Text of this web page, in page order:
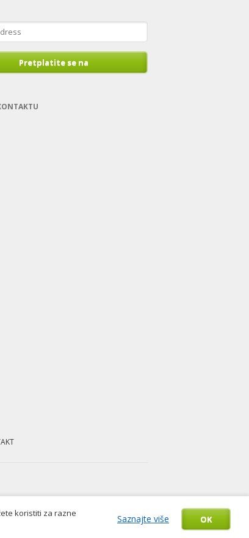
koristiti za razne
Saznajte više OK
Pretplatite se na